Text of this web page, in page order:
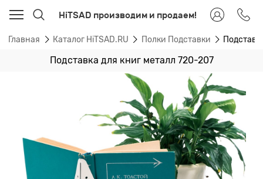
HiTSAD производим и продаем!
Главная Каталог HiTSAD.RU Полки Подставки
Подставка для книг металл 720-207